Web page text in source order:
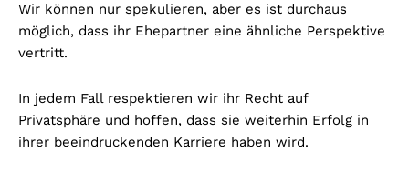
Wir können nur spekulieren, aber es ist durchaus
möglich, dass ihr Ehepartner eine ähnliche Perspektive
vertritt.
In jedem Fall respektieren wir ihr Recht auf
Privatsphäre und hoffen, dass sie weiterhin Erfolg in
ihrer beeindruckenden Karriere haben wird.